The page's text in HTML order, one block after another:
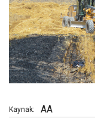
Kaynak: AA